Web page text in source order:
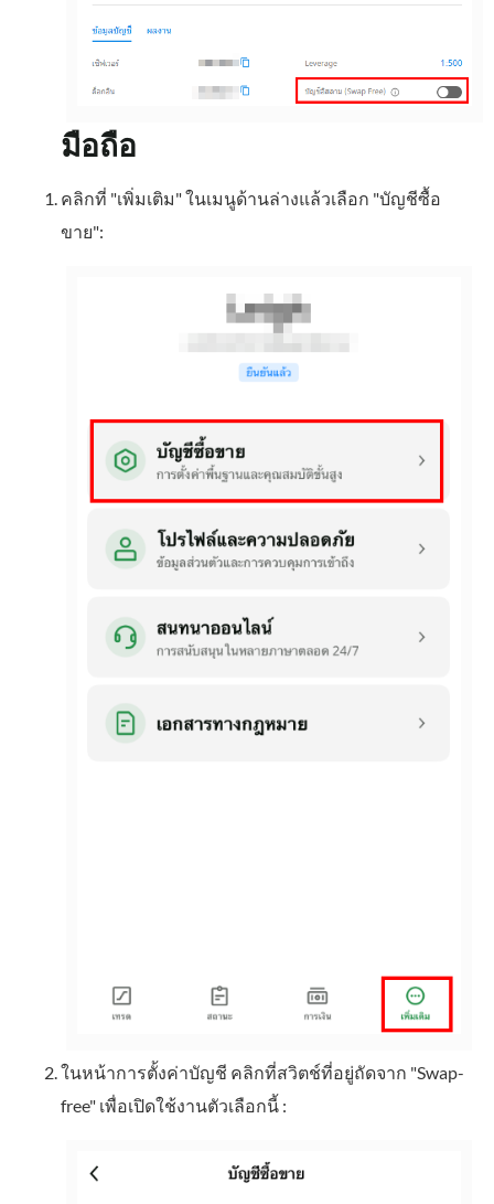
มือถือ
คลิกที่ "เพิ่มเติม" ในเมนูด้านล่างแล้วเลือก "บัญชีซื้อ
ขาย":
ในหน้าการตั้งค่าบัญชี คลิกที่สวิตช์ที่อยู่ถัดจาก "Swap-
free" เพื่อเปิดใช้งานตัวเลือกนี้ :